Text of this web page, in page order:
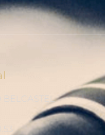
BELCASTEL